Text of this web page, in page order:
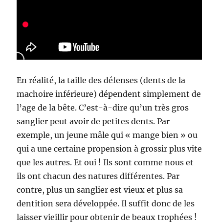
En réalité, la taille des défenses (dents de la
machoire inférieure) dépendent simplement de
l’age de la bête. C’est-à-dire qu’un très gros
sanglier peut avoir de petites dents. Par
exemple, un jeune mâle qui « mange bien » ou
qui a une certaine propension à grossir plus vite
que les autres. Et oui ! Ils sont comme nous et
ils ont chacun des natures différentes. Par
contre, plus un sanglier est vieux et plus sa
dentition sera développée. Il suffit donc de les
laisser vieillir pour obtenir de beaux trophées !